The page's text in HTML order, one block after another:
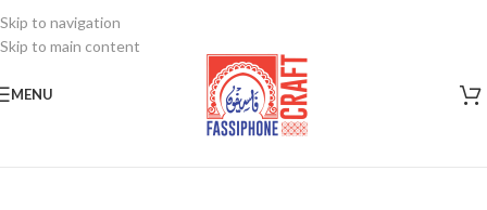
Skip to navigation
Skip to main content
MENU